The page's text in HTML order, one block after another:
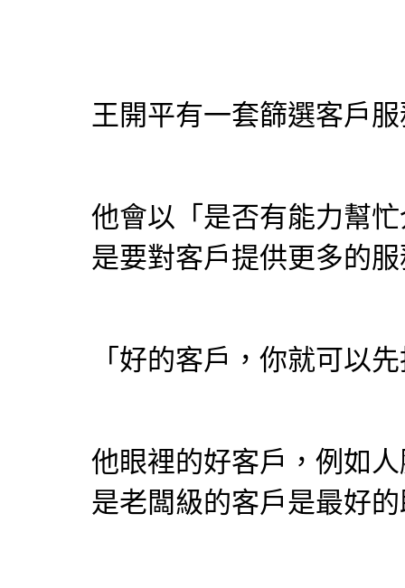
王開平有一套篩選客戶
他會以「是否有能力幫
是要對客戶提供更多的
「好的客戶，你就可以
他眼裡的好客戶，例如
是老闆級的客戶是最好